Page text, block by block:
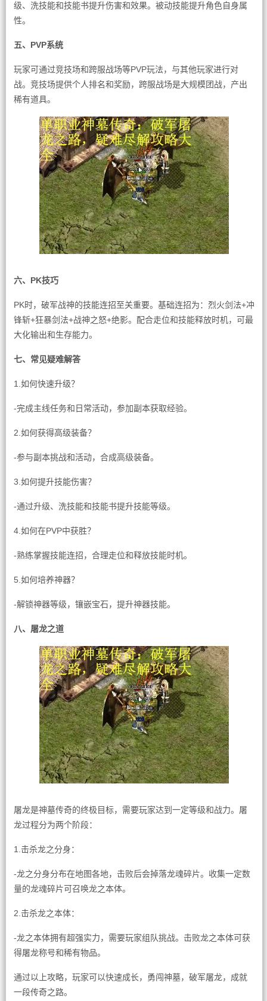
级、洗技能和技能书提升伤害和效果。被动技能提升角色自身属
性。
五、PVP系统
玩家可通过竞技场和跨服战场等PVP玩法，与其他玩家进行对
战。竞技场提供个人排名和奖励，跨服战场是大规模团战，产出
稀有道具。
六、PK技巧
PK时，破军战神的技能连招至关重要。基础连招为：烈火剑法+冲
锋斩+狂暴剑法+战神之怒+绝影。配合走位和技能释放时机，可最
大化输出和生存能力。
七、常见疑难解答
1.如何快速升级？
-完成主线任务和日常活动，参加副本获取经验。
2.如何获得高级装备？
-参与副本挑战和活动，合成高级装备。
3.如何提升技能伤害？
-通过升级、洗技能和技能书提升技能等级。
4.如何在PVP中获胜？
-熟练掌握技能连招，合理走位和释放技能时机。
5.如何培养神器？
-解锁神器等级，镶嵌宝石，提升神器技能。
八、屠龙之道
屠龙是神墓传奇的终极目标，需要玩家达到一定等级和战力。屠
龙过程分为两个阶段：
1.击杀龙之分身：
-龙之分身分布在地图各地，击败后会掉落龙魂碎片。收集一定数
量的龙魂碎片可召唤龙之本体。
2.击杀龙之本体：
-龙之本体拥有超强实力，需要玩家组队挑战。击败龙之本体可获
得屠龙称号和稀有物品。
通过以上攻略，玩家可以快速成长，勇闯神墓，破军屠龙，成就
一段传奇之路。